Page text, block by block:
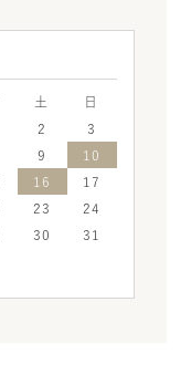
土
日
2
3
9
10
16
17
23
24
30 31